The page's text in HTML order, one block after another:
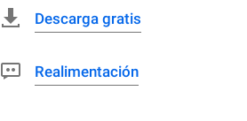
Descarga gratis
Realimentación